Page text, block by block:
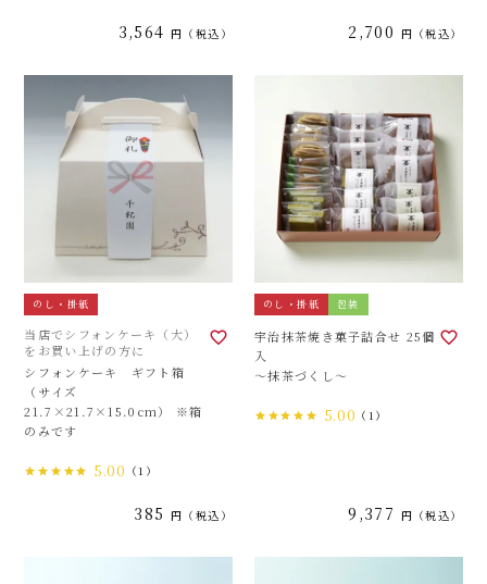
3,564 税込 2,700 税込
のし・掛紙
当店でシフォンケーキ（大）
をお買い上げの方に
シフォンケーキ ギフト箱
（サイズ
21.7×21.7×15.0cm） ※箱
のみです
5.00 （1）
385 税込
のし・掛紙 包装
宇治抹茶焼き菓子詰合せ 25個
入
～抹茶づくし～
5.00 （1）
9,377 税込